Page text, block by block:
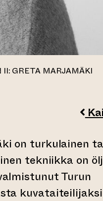
GRETA MARJAMÄKI
on turkulainen
tekniikka on
Turun
kuvataiteilijaksi